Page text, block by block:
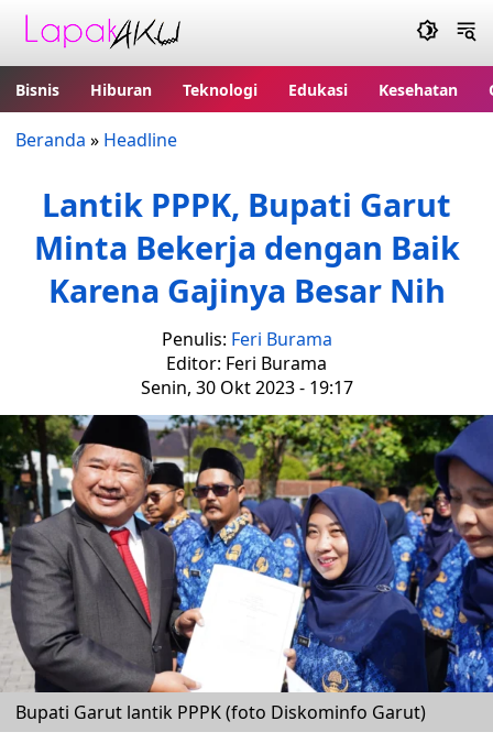
Bisnis Hiburan Teknologi Edukasi Kesehatan
Beranda » Headline
Lantik PPPK, Bupati Garut
Minta Bekerja dengan Baik
Karena Gajinya Besar Nih
Penulis: Feri Burama
Editor: Feri Burama
Senin, 30 Okt 2023 - 19:17
Bupati Garut lantik PPPK (foto Diskominfo Garut)